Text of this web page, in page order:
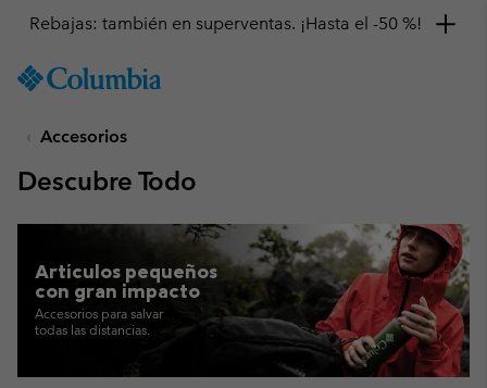
TO
SKIP
MAIN
TO
SEARCH
Rebajas: también en superventas. ¡Hasta el -50 %!
Accesorios
Descubre Todo
Artículos pequeños
con gran impacto
Accesorios para salvar
todas las distancias.